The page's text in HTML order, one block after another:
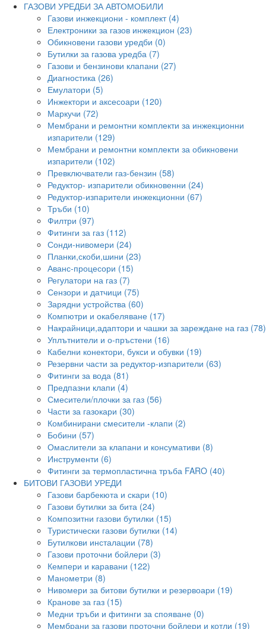
ГАЗОВИ УРЕДБИ ЗА АВТОМОБИЛИ
Газови инжекциони - комплект (4)
Електроники за газов инжекцион (23)
Обикновени газови уредби (0)
Бутилки за газова уредба (7)
Газови и бензинови клапани (27)
Диагностика (26)
Емулатори (5)
Инжектори и аксесоари (120)
Маркучи (72)
Мембрани и ремонтни комплекти за инжекционни
изпарители (129)
Мембрани и ремонтни комплекти за обикновени
изпарители (102)
Превключватели газ-бензин (58)
Редуктор- изпарители обикновенни (24)
Редуктор-изпарители инжекционни (67)
Тръби (10)
Филтри (97)
Фитинги за газ (112)
Сонди-нивомери (24)
Планки,скоби,шини (23)
Аванс-процесори (15)
Регулатори на газ (7)
Сензори и датчици (75)
Зарядни устройства (60)
Компютри и окабеляване (17)
Накрайници,адаптори и чашки за зареждане на газ (78)
Уплътнители и о-пръстени (16)
Кабелни конектори, букси и обувки (19)
Резервни части за редуктор-изпарители (63)
Фитинги за вода (81)
Предпазни клапи (4)
Смесители/плочки за газ (56)
Части за газокари (30)
Комбинирани смесители -клапи (2)
Бобини (57)
Омаслители за клапани и консумативи (8)
Инструменти (6)
Фитинги за термопластична тръба FARO (40)
БИТОВИ ГАЗОВИ УРЕДИ
Газови барбекюта и скари (10)
Газови бутилки за бита (24)
Композитни газови бутилки (15)
Туристически газови бутилки (14)
Бутилкови инсталации (78)
Газови проточни бойлери (3)
Кемпери и каравани (122)
Манометри (8)
Нивомери за битови бутилки и резервоари (19)
Кранове за газ (15)
Медни тръби и фитинги за спояване (0)
Мембрани за газови проточни бойлери и котли (19)